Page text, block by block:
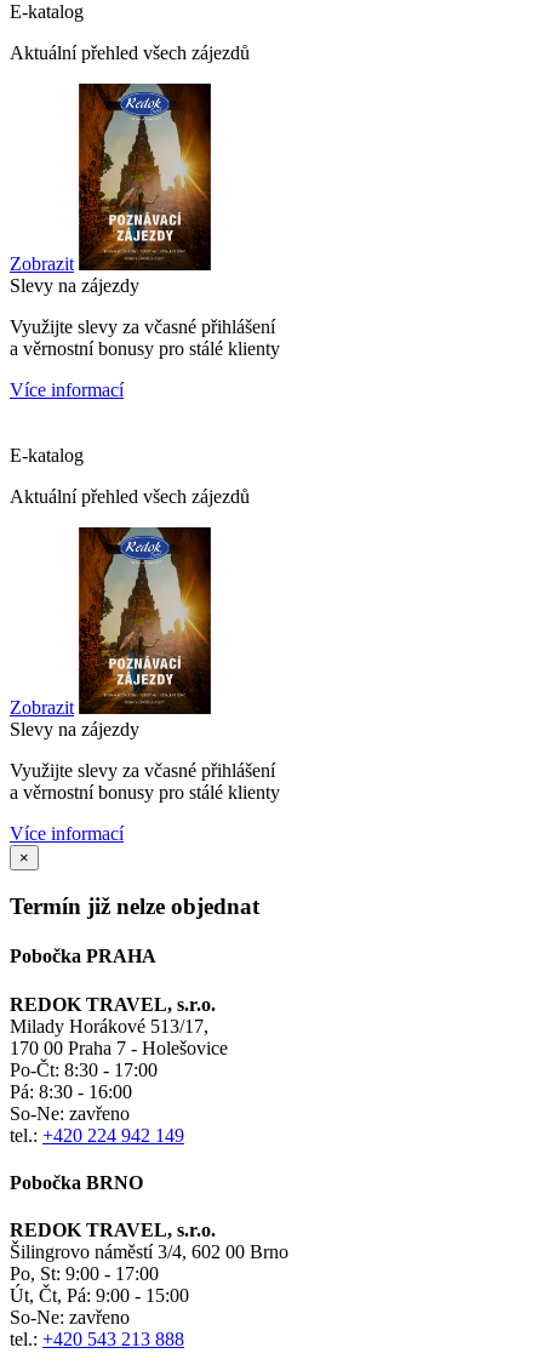
E-katalog
Aktuální přehled všech zájezdů
Zobrazit
Slevy na zájezdy
Využijte slevy za včasné přihlášení
a věrnostní bonusy pro stálé klienty
Více informací
E-katalog
Aktuální přehled všech zájezdů
Zobrazit
Slevy na zájezdy
Využijte slevy za včasné přihlášení
a věrnostní bonusy pro stálé klienty
Více informací
×
Termín již nelze objednat
Pobočka PRAHA
REDOK TRAVEL, s.r.o.
Milady Horákové 513/17,
170 00 Praha 7 - Holešovice
Po-Čt: 8:30 - 17:00
Pá: 8:30 - 16:00
So-Ne: zavřeno
tel.: +420 224 942 149
Pobočka BRNO
REDOK TRAVEL, s.r.o.
Šilingrovo náměstí 3/4, 602 00 Brno
Po, St: 9:00 - 17:00
Út, Čt, Pá: 9:00 - 15:00
So-Ne: zavřeno
tel.: +420 543 213 888